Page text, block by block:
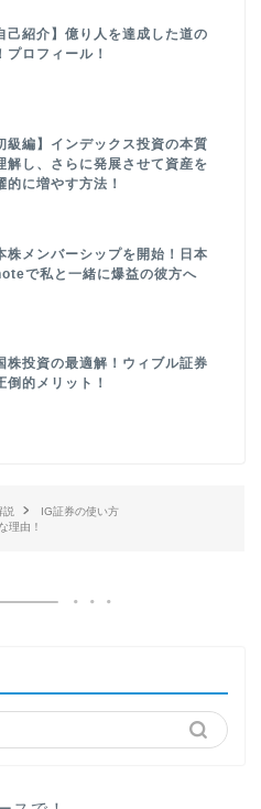
己紹介】億り人を達成した道の
プロフィール！
級編】インデックス投資の本質
解し、さらに発展させて資産を
的に増やす方法！
株メンバーシップを開始！日本
で私と一緒に爆益の彼方へ
株投資の最適解！ウィブル証券
倒的メリット！
説
IG証券の使い方
理由！